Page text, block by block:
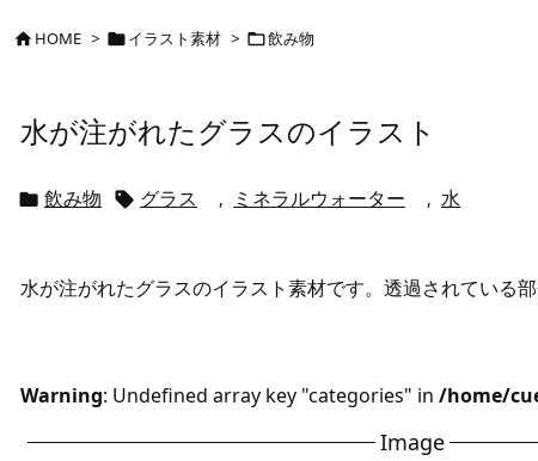
HOME > イラスト素材 > 飲み物
水が注がれたグラスのイラスト
 飲み物  グラス , ミネラルウォーター , 水
水が注がれたグラスのイラスト素材です。透過されている
Warning: Undefined array key "categories" in /home/
Image